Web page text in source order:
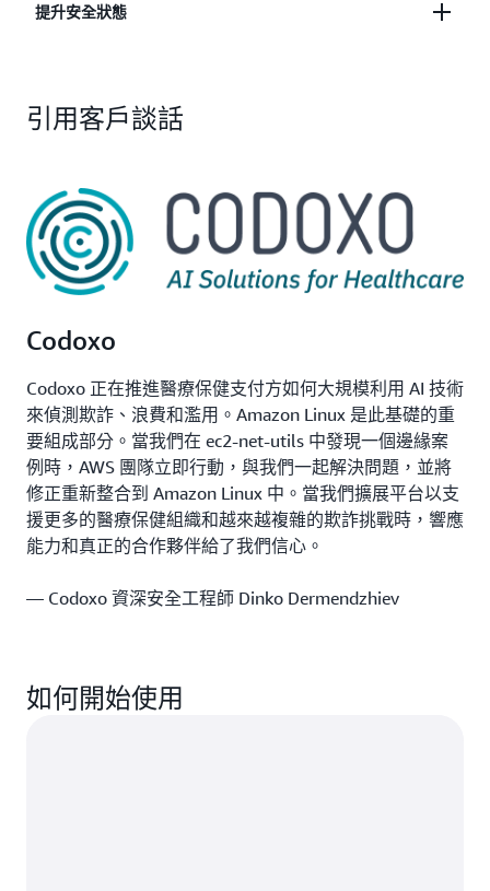
將更新鎖定到特定的儲存庫版本，在所有執行個體之
提升安全狀態
並將 SELinux 設置為強制或寬鬆模式。
引用客戶談話
Codoxo
Codoxo 正在推進醫療保健支付方如何大規模利用 AI 技術
來偵測欺詐、浪費和濫用。Amazon Linux 是此基礎的重
要組成部分。當我們在 ec2-net-utils 中發現一個邊緣案
例時，AWS 團隊立即行動，與我們一起解決問題，並將
修正重新整合到 Amazon Linux 中。當我們擴展平台以支
援更多的醫療保健組織和越來越複雜的欺詐挑戰時，響應
能力和真正的合作夥伴給了我們信心。
— Codoxo 資深安全工程師 Dinko Dermendzhiev
如何開始使用